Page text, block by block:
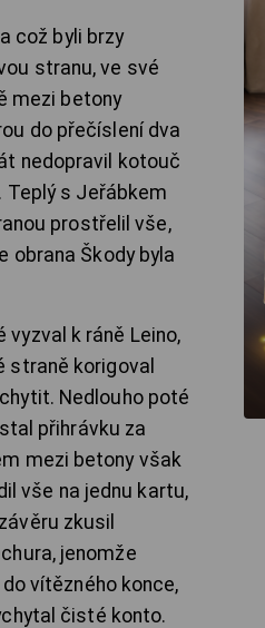
což byli brzy
stranu, ve své
mezi betony
do přečíslení dva
nedopravil kotouč
s Jeřábkem
prostřelil vše,
obrana Škody byla
k ráně Leino,
straně korigoval
Nedlouho poté
přihrávku za
mezi betony však
vše na jednu kartu,
zkusil
jenomže
vítězného konce,
čisté konto.